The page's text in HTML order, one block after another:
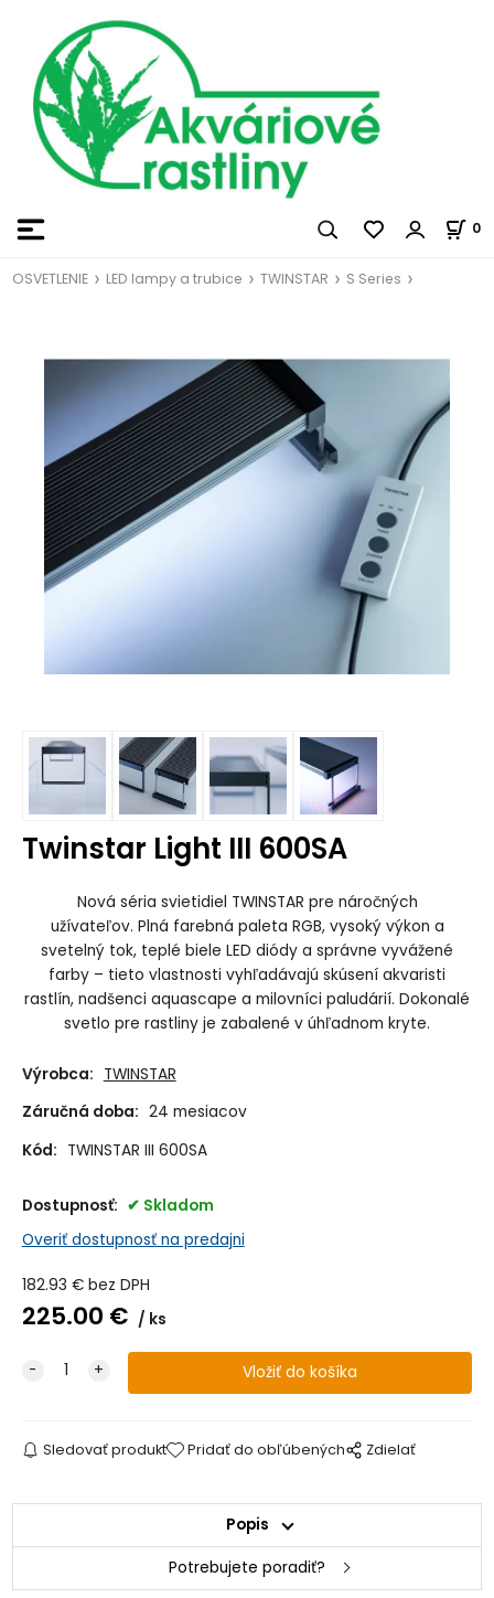
0
OSVETLENIE LED lampy a trubice TWINSTAR S Series
Twinstar Light III 600SA
Nová séria svietidiel TWINSTAR pre náročných
užívateľov. Plná farebná paleta RGB, vysoký výkon a
svetelný tok, teplé biele LED diódy a správne vyvážené
farby – tieto vlastnosti vyhľadávajú skúsení akvaristi
rastlín, nadšenci aquascape a milovníci paludárií. Dokonalé
svetlo pre rastliny je zabalené v úhľadnom kryte.
Výrobca: TWINSTAR
Záručná doba: 24 mesiacov
Kód: TWINSTAR III 600SA
Dostupnosť:
Skladom
Overiť dostupnosť na predajni
182.93 € bez DPH
225.00 € ks
Sledovať produkt Pridať do obľúbených Zdielať
Popis
Potrebujete poradiť?